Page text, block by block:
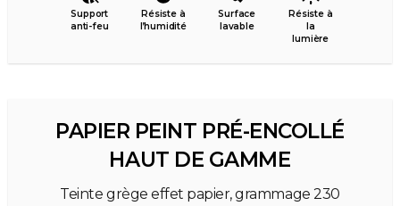
Support
anti-feu
Résiste à
l’humidité
Surface
lavable
Résiste à
la
lumière
PAPIER PEINT PRÉ-ENCOLLÉ
HAUT DE GAMME
Teinte grège effet papier, grammage 230